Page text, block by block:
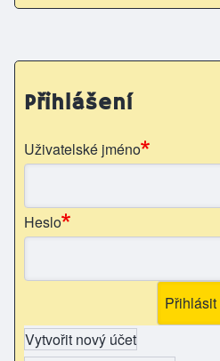
Přihlášení
Uživatelské jméno
Heslo
Vytvořit nový účet